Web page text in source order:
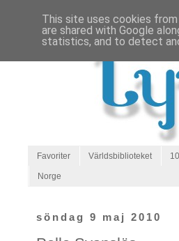
Favoriter Världsbiblioteket
Norge
söndag 9 maj 2010
This site uses cookies
are shared with Google
statistics, and to detect